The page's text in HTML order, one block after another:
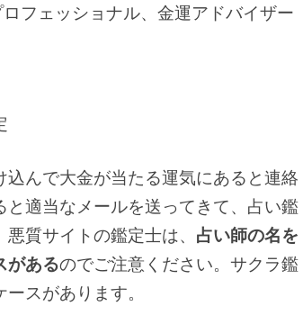
フェッショナル、金運アドバイザー
んで大金が当たる運気にあると連絡
適当なメールを送ってきて、占い鑑
質サイトの鑑定士は、 占い師の名を
があるのでご注意ください。サクラ鑑
スがあります。